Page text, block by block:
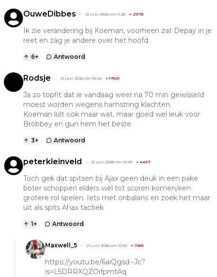
OuweDibbes 21 juni 2026 om 11:26 + 21175
Ik zie verandering bij Koeman, voorheen zat Depay in je
reet en zag je andere over het hoofd.
6+ Antwoord
Rodsje 21 juni 2026 om 10:40 +17501
Ja zo topfit dat ie vandaag weer na 70 min gewisseld
moest worden wegens hamstring klachten.
Koeman lult ook maar wat, maar goed wel leuk voor
Brobbey en gun hem het beste
3+ Antwoord
peterkleinveld 21 juni 2026 om 10:29 + 4437
Toch gek dat spitsen bij Ajax geen deuk in een pake
boter schoppen elders wel tot scoren komen/een
grotere rol spelen. Iets met onbalans en zoek het maar
uit als spits Ahax tactiek
1+ Antwoord
Maxwell_5 21 juni 2026 om 10:53 + 7453
https://youtu.be/6aiQgsd--Jc?
is=L5DRRXQZOifpmtAq